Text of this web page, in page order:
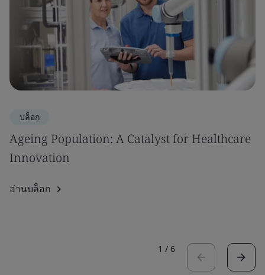
บล็อก
Ageing Population: A Catalyst for Healthcare
Innovation
อ่านบล็อก
1 / 6